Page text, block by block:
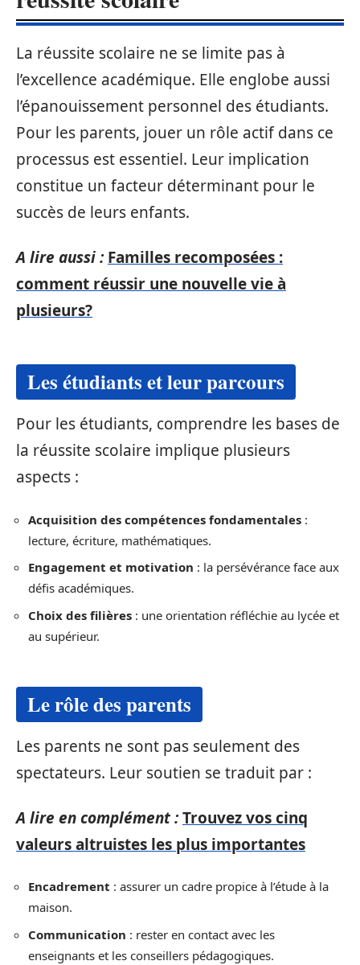
La réussite scolaire ne se limite pas à
l’excellence académique. Elle englobe aussi
l’épanouissement personnel des étudiants.
Pour les parents, jouer un rôle actif dans ce
processus est essentiel. Leur implication
constitue un facteur déterminant pour le
succès de leurs enfants.
A lire aussi : Familles recomposées :
comment réussir une nouvelle vie à
plusieurs?
Les étudiants et leur parcours
Pour les étudiants, comprendre les bases de
la réussite scolaire implique plusieurs
aspects :
Acquisition des compétences fondamentales :
lecture, écriture, mathématiques.
Engagement et motivation : la persévérance face aux
défis académiques.
Choix des filières : une orientation réfléchie au lycée et
au supérieur.
Le rôle des parents
Les parents ne sont pas seulement des
spectateurs. Leur soutien se traduit par :
A lire en complément :Trouvez vos cinq
valeurs altruistes les plus importantes
Encadrement : assurer un cadre propice à l’étude à la
maison.
Communication : rester en contact avec les
enseignants et les conseillers pédagogiques.